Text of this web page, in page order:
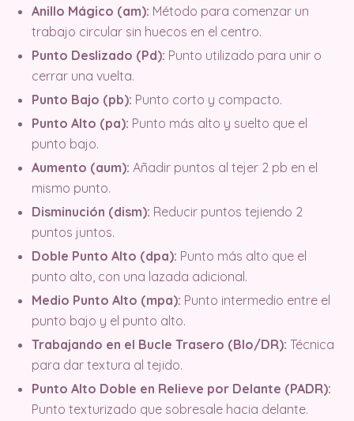
Anillo Mágico (am): Método para comenzar un
trabajo circular sin huecos en el centro.
Punto Deslizado (Pd): Punto utilizado para unir o
cerrar una vuelta.
Punto Bajo (pb): Punto corto y compacto.
Punto Alto (pa): Punto más alto y suelto que el
punto bajo.
Aumento (aum): Añadir puntos al tejer 2 pb en el
mismo punto.
Disminución (dism): Reducir puntos tejiendo 2
puntos juntos.
Doble Punto Alto (dpa): Punto más alto que el
punto alto, con una lazada adicional.
Medio Punto Alto (mpa): Punto intermedio entre el
punto bajo y el punto alto.
Trabajando en el Bucle Trasero (Blo/DR): Técnica
para dar textura al tejido.
Punto Alto Doble en Relieve por Delante (PADR):
Punto texturizado que sobresale hacia delante.